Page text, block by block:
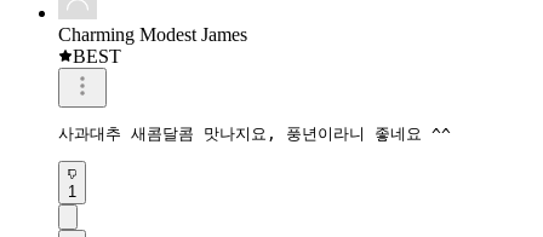
Charming Modest James
BEST
사과대추 새콤달콤 맛나지요, 풍년이라니 좋네요 ^^
1